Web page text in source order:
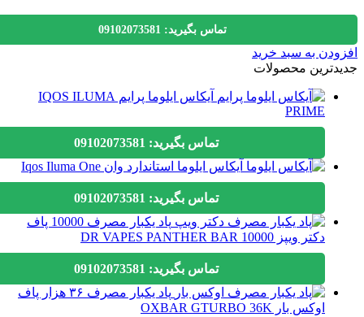
تماس بگیرید: 09102073581
به سبد خرید
محصولات
آیکاس ایلوما پرایم IQOS ILUMA
PRIME
تماس بگیرید: 09102073581
آیکاس ایلوما استاندارد وان Iqos Iluma One
تماس بگیرید: 09102073581
پاد یکبار مصرف 10000 پاف
دکتر ویپز DR VAPES PANTHER BAR 10000
تماس بگیرید: 09102073581
پاد یکبار مصرف ۳۶ هزار پاف
اوکس بار OXBAR GTURBO 36K